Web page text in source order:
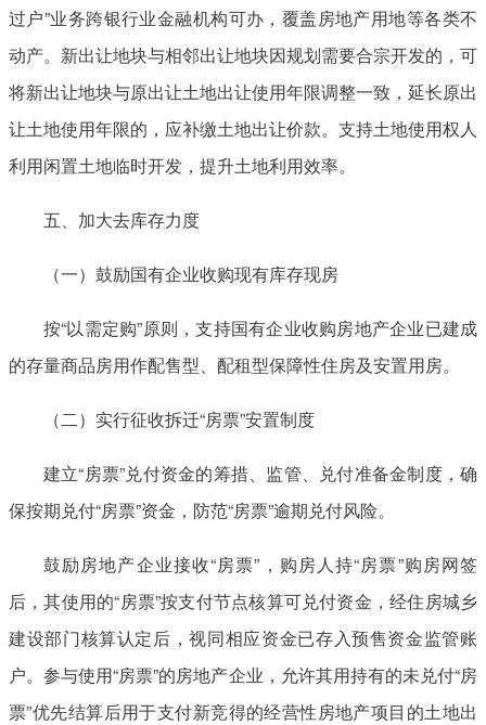
过户”业务跨银行业金融机构可办，覆盖房地产用地等各类不
动产。新出让地块与相邻出让地块因规划需要合宗开发的，可
将新出让地块与原出让土地出让使用年限调整一致，延长原出
让土地使用年限的，应补缴土地出让价款。支持土地使用权人
利用闲置土地临时开发，提升土地利用效率。
五、加大去库存力度
（一）鼓励国有企业收购现有库存现房
按“以需定购”原则，支持国有企业收购房地产企业已建成
的存量商品房用作配售型、配租型保障性住房及安置用房。
（二）实行征收拆迁“房票”安置制度
建立“房票”兑付资金的筹措、监管、兑付准备金制度，确
保按期兑付“房票”资金，防范“房票”逾期兑付风险。
鼓励房地产企业接收“房票”，购房人持“房票”购房网签
后，其使用的“房票”按支付节点核算可兑付资金，经住房城乡
建设部门核算认定后，视同相应资金已存入预售资金监管账
户。参与使用“房票”的房地产企业，允许其用持有的未兑付“房
票”优先结算后用于支付新竞得的经营性房地产项目的土地出